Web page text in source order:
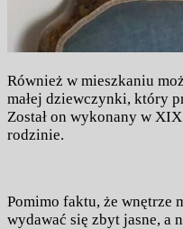
Również w mieszkaniu
małej dziewczynki, który
Został on wykonany w
rodzinie.
Pomimo faktu, że wnętrze
wydawać się zbyt jasne, a